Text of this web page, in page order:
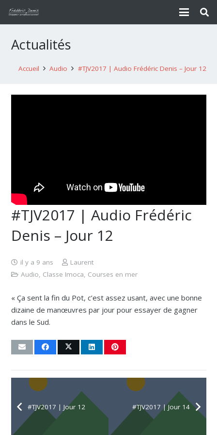
Actualités
Accueil Audio #TJV2017 | Audio Frédéric Denis – Jour 12
#TJV2017 | Audio Frédéric
Denis – Jour 12
il y a 9 ans
Laurent
Audio, Classe Imoca, Courses en mer
« Ça sent la fin du Pot, c’est assez usant, avec une bonne
dizaine de manœuvres par jour pour essayer de gagner
dans le Sud.
#TJV2017 | Jour 12 #TJV2017 | Jour 14